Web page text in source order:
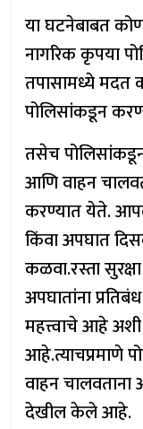
या घटनेबाबत
नागरिक कृपया
तपासामध्ये
पोलिसांकडून
तसेच पोलिसांकडून
आणि वाहन
करण्यात येते.
किंवा अपघात
कळवा.रस्ता
अपघातांना
महत्त्वाचे आहे
आहे.त्याचप्रमाणे
वाहन
देखील केले आहे.